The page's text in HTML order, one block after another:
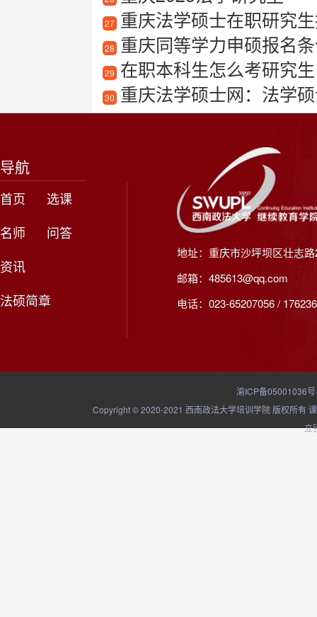
27 重庆法学硕士在职研究
28 重庆同等学力申硕报名
29 在职本科生怎么考研究生
30 重庆法学硕士网：法学
导航
首页
选课
名师
问答
资讯
法硕简章
地址：重庆市沙坪坝区壮志
邮箱：485613@qq.com
电话：023-65207056 /
渝ICP备05001036
Copyright © 2020-2021 西南政法大学培训学院 版权所有
立